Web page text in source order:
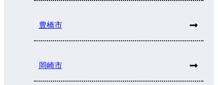
豊橋市
岡崎市